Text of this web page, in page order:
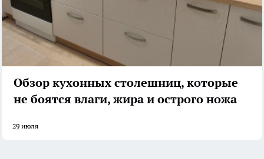
Обзор кухонных столешниц, которые
не боятся влаги, жира и острого ножа
29 июля